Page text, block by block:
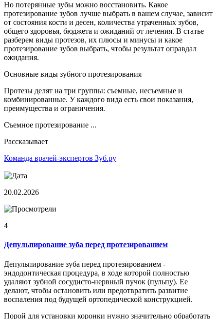
Но потерянные зубы можно восстановить. Какое
протезирование зубов лучше выбрать в вашем случае, зависит
от состояния кости и десен, количества утраченных зубов,
общего здоровья, бюджета и ожиданий от лечения. В статье
разберем виды протезов, их плюсы и минусы и какое
протезирование зубов выбрать, чтобы результат оправдал
ожидания.
Основные виды зубного протезирования
Протезы делят на три группы: съемные, несъемные и
комбинированные. У каждого вида есть свои показания,
преимущества и ограничения.
Съемное протезирование ...
Рассказывает
Команда врачей-экспертов Зуб.ру
20.02.2026
4
Депульпирование зуба перед протезированием
Депульпирование зуба перед протезированием -
эндодонтическая процедура, в ходе которой полностью
удаляют зубной сосудисто-нервный пучок (пульпу). Ее
делают, чтобы остановить или предотвратить развитие
воспаления под будущей ортопедической конструкцией.
Порой для установки коронки нужно значительно обработать